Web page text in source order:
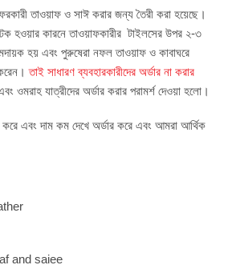
তাওয়াফ ও সাঈ করার জন্য তৈরী করা হয়েছে।
হওয়ার কারনে তাওয়াফকারীর টাইলসের উপর ২-৩
হয় এবং পুরুষেরা নফল তাওয়াফ ও কাবাঘরে
করেন।তাই সাধারণ ব্যবহারকারীদের অর্ডার না করার
ওমরাহ যাত্রীদের অর্ডার করার পরামর্শ দেওয়া হলো।
এবং দাম কম দেখে অর্ডার করে এবং আমরা আর্থিক
and saiee